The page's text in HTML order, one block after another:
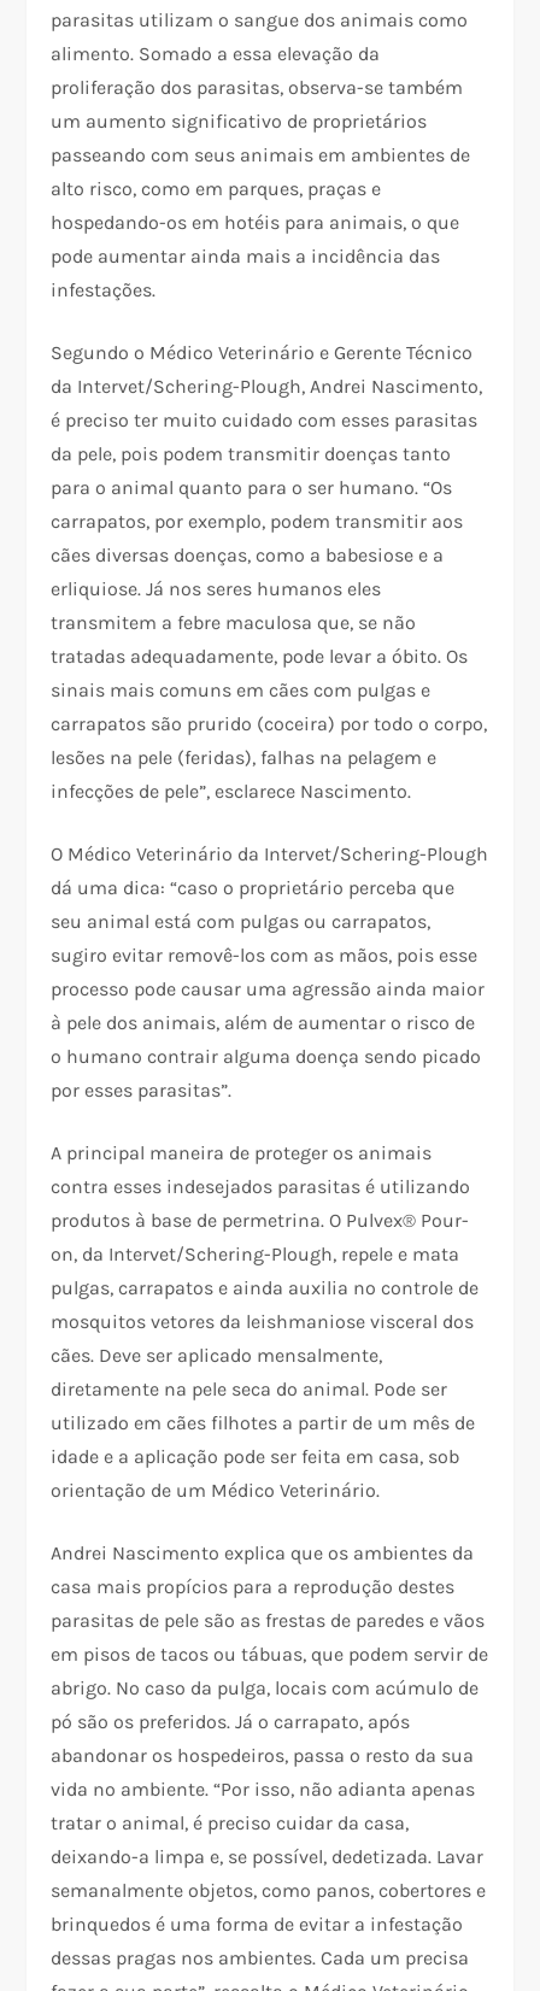
parasitas utilizam o sangue dos animais como
alimento. Somado a essa elevação da
proliferação dos parasitas, observa-se também
um aumento significativo de proprietários
passeando com seus animais em ambientes de
alto risco, como em parques, praças e
hospedando-os em hotéis para animais, o que
pode aumentar ainda mais a incidência das
infestações.
Segundo o Médico Veterinário e Gerente Técnico
da Intervet/Schering-Plough, Andrei Nascimento,
é preciso ter muito cuidado com esses parasitas
da pele, pois podem transmitir doenças tanto
para o animal quanto para o ser humano. “Os
carrapatos, por exemplo, podem transmitir aos
cães diversas doenças, como a babesiose e a
erliquiose. Já nos seres humanos eles
transmitem a febre maculosa que, se não
tratadas adequadamente, pode levar a óbito. Os
sinais mais comuns em cães com pulgas e
carrapatos são prurido (coceira) por todo o corpo,
lesões na pele (feridas), falhas na pelagem e
infecções de pele”, esclarece Nascimento.
O Médico Veterinário da Intervet/Schering-Plough
dá uma dica: “caso o proprietário perceba que
seu animal está com pulgas ou carrapatos,
sugiro evitar removê-los com as mãos, pois esse
processo pode causar uma agressão ainda maior
à pele dos animais, além de aumentar o risco de
o humano contrair alguma doença sendo picado
por esses parasitas”.
A principal maneira de proteger os animais
contra esses indesejados parasitas é utilizando
produtos à base de permetrina. O Pulvex® Pour-
on, da Intervet/Schering-Plough, repele e mata
pulgas, carrapatos e ainda auxilia no controle de
mosquitos vetores da leishmaniose visceral dos
cães. Deve ser aplicado mensalmente,
diretamente na pele seca do animal. Pode ser
utilizado em cães filhotes a partir de um mês de
idade e a aplicação pode ser feita em casa, sob
orientação de um Médico Veterinário.
Andrei Nascimento explica que os ambientes da
casa mais propícios para a reprodução destes
parasitas de pele são as frestas de paredes e vãos
em pisos de tacos ou tábuas, que podem servir de
abrigo. No caso da pulga, locais com acúmulo de
pó são os preferidos. Já o carrapato, após
abandonar os hospedeiros, passa o resto da sua
vida no ambiente. “Por isso, não adianta apenas
tratar o animal, é preciso cuidar da casa,
deixando-a limpa e, se possível, dedetizada. Lavar
semanalmente objetos, como panos, cobertores e
brinquedos é uma forma de evitar a infestação
dessas pragas nos ambientes. Cada um precisa